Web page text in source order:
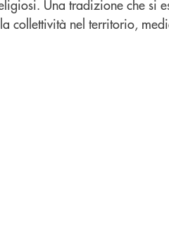
Una tradizione che si
collettività nel territorio,